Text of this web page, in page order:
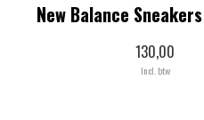
New Balance
130,00
Incl. btw